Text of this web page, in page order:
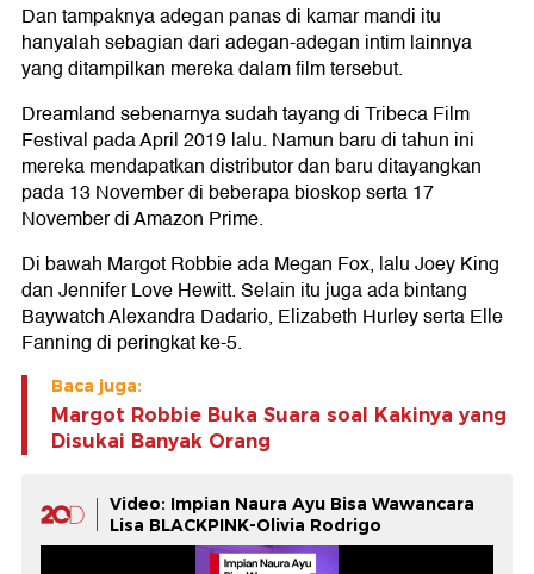
Dan tampaknya adegan panas di kamar mandi itu
hanyalah sebagian dari adegan-adegan intim lainnya
yang ditampilkan mereka dalam film tersebut.
Dreamland sebenarnya sudah tayang di Tribeca Film
Festival pada April 2019 lalu. Namun baru di tahun ini
mereka mendapatkan distributor dan baru ditayangkan
pada 13 November di beberapa bioskop serta 17
November di Amazon Prime.
Di bawah Margot Robbie ada Megan Fox, lalu Joey King
dan Jennifer Love Hewitt. Selain itu juga ada bintang
Baywatch Alexandra Dadario, Elizabeth Hurley serta Elle
Fanning di peringkat ke-5.
Baca juga:
Margot Robbie Buka Suara soal Kakinya yang
Disukai Banyak Orang
Video: Impian Naura Ayu Bisa Wawancara
Lisa BLACKPINK-Olivia Rodrigo